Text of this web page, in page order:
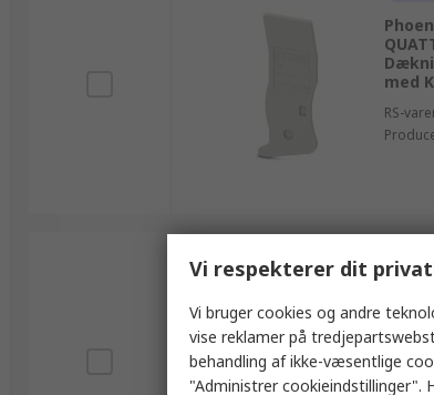
med
RS-
RS-
Vi respekterer dit
Vi bruger cookies og andre
vise reklamer på
behandling af ikke-væsentlige
"Administrer cookieindstillinger".